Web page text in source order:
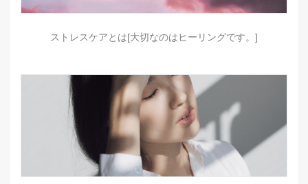
ストレスケアとは[大切なのはヒーリングです。]